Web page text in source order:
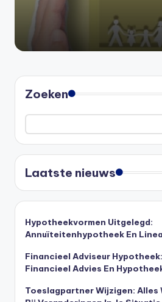
Zoeken
Laatste nieuws
Hypotheekvormen Uitgelegd:
Annuïteitenhypotheek En
Financieel Adviseur
Financieel Advies En
Toeslagpartner Wijzigen: Alles